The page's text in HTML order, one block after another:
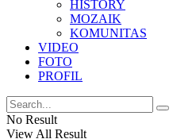
HISTORY
MOZAIK
KOMUNITAS
VIDEO
FOTO
PROFIL
No Result
View All Result